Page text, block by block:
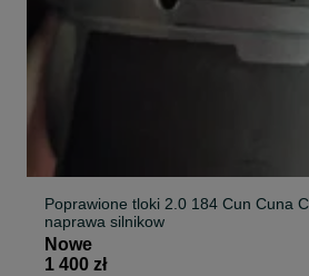
Poprawione tloki 2.0 184 Cun Cuna
naprawa silnikow
Nowe
1 400 zł